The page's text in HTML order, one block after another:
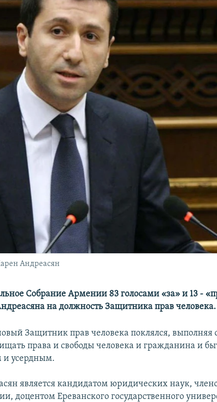
Андреасян
Собрание Армении 83 голосами «за» и 13 -
на должность Защитника прав человека.
Защитник прав человека поклялся, выполняя
права и свободы человека и гражданина и
и усердным.
является кандидатом юридических наук,
доцентом Ереванского государственного